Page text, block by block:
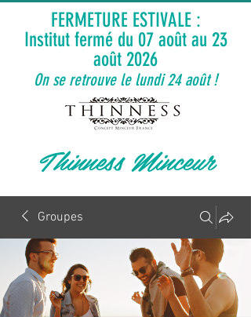
FERMETURE ESTIVALE :
Institut fermé du 07 août au 23
août 2026
On se retrouve le lundi 24 août !
Thinness Minceur
Groupes